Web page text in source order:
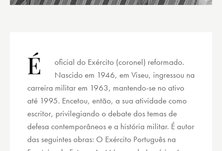
É
oficial do Exército (coronel) reformado.
Nascido em 1946, em Viseu, ingressou na
carreira militar em 1963, mantendo-se no ativo
até 1995. Encetou, então, a sua atividade como
escritor, privilegiando o debate dos temas de
defesa contemporâneos e a história militar. É autor
das seguintes obras: O Exército Português na